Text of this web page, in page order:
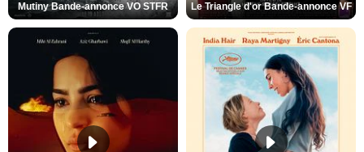
Mutiny Bande-annonce VO STFR Le Triangle d'or Bande-annonce VF